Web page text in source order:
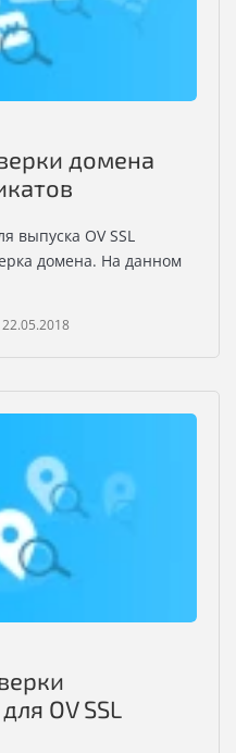
домена
выпуска OV SSL
домена. На данном
OV SSL